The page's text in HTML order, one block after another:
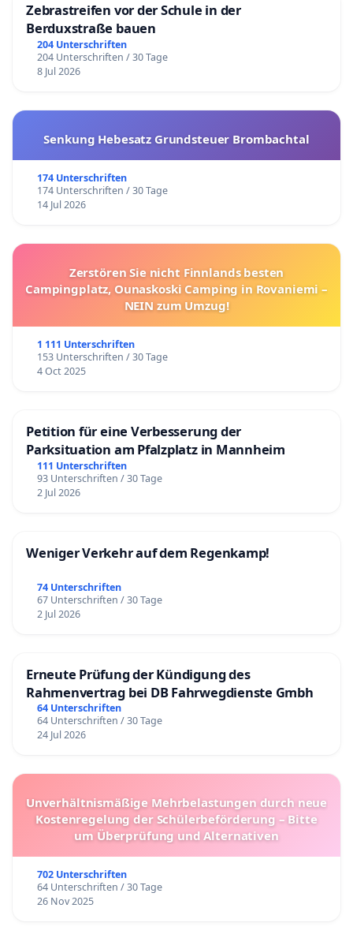
Zebrastreifen vor der Schule in der
Berduxstraße bauen
204 Unterschriften
204 Unterschriften / 30 Tage
8 Jul 2026
Senkung Hebesatz Grundsteuer Brombachtal
174 Unterschriften
174 Unterschriften / 30 Tage
14 Jul 2026
Zerstören Sie nicht Finnlands besten
Campingplatz, Ounaskoski Camping in Rovaniemi –
NEIN zum Umzug!
1 111 Unterschriften
153 Unterschriften / 30 Tage
4 Oct 2025
Petition für eine Verbesserung der
Parksituation am Pfalzplatz in Mannheim
111 Unterschriften
93 Unterschriften / 30 Tage
2 Jul 2026
Weniger Verkehr auf dem Regenkamp!
74 Unterschriften
67 Unterschriften / 30 Tage
2 Jul 2026
Erneute Prüfung der Kündigung des
Rahmenvertrag bei DB Fahrwegdienste Gmbh
64 Unterschriften
64 Unterschriften / 30 Tage
24 Jul 2026
Unverhältnismäßige Mehrbelastungen durch neue
Kostenregelung der Schülerbeförderung – Bitte
um Überprüfung und Alternativen
702 Unterschriften
64 Unterschriften / 30 Tage
26 Nov 2025